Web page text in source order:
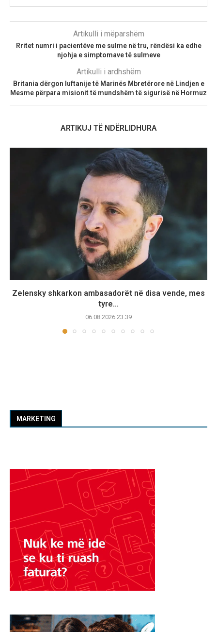
Artikulli i mëparshëm
Rritet numri i pacientëve me sulme në tru, rëndësi ka edhe
njohja e simptomave të sulmeve
Artikulli i ardhshëm
Britania dërgon luftanije të Marinës Mbretërore në Lindjen e
Mesme përpara misionit të mundshëm të sigurisë në Hormuz
ARTIKUJ TË NDËRLIDHURA
Zelensky shkarkon ambasadorët në disa vende, mes
tyre...
06.08.2026 23:39
MARKETING